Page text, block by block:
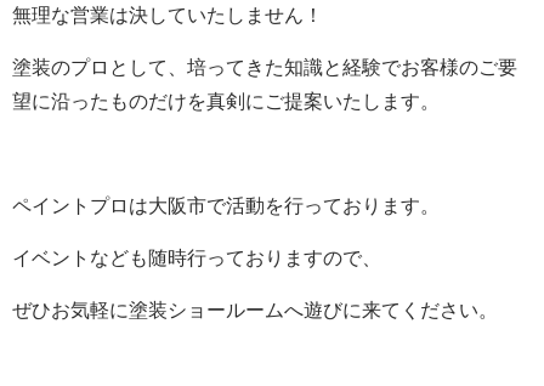
無理な営業は決していたしません！
塗装のプロとして、培ってきた知識と経験でお客様のご要
望に沿ったものだけを真剣にご提案いたします。
ペイントプロは大阪市で活動を行っております。
イベントなども随時行っておりますので、
ぜひお気軽に塗装ショールームへ遊びに来てください。